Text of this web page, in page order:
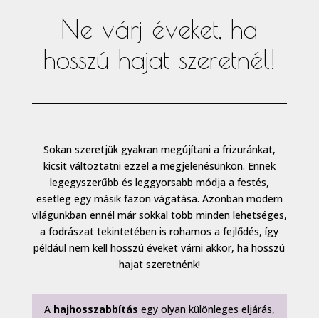
Ne várj éveket, ha
hosszú hajat szeretnél!
Sokan szeretjük gyakran megújítani a frizuránkat,
kicsit változtatni ezzel a megjelenésünkön. Ennek
legegyszerűbb és leggyorsabb módja a festés,
esetleg egy másik fazon vágatása. Azonban modern
világunkban ennél már sokkal több minden lehetséges,
a fodrászat tekintetében is rohamos a fejlődés, így
például nem kell hosszú éveket várni akkor, ha hosszú
hajat szeretnénk!
A hajhosszabbítás egy olyan különleges eljárás,